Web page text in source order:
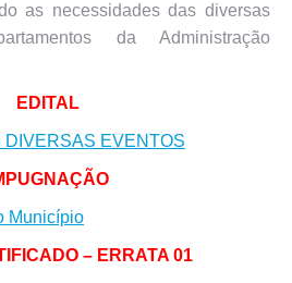
as necessidades das diversas
da Administração
EDITAL
EVENTOS
Município
– ERRATA 01